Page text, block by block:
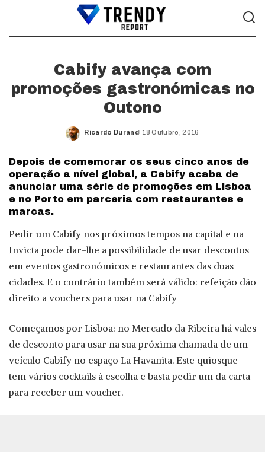
Cabify avança com
promoções gastronómicas no
Outono
Posted
Ricardo Durand 18 Outubro, 2016
Depois de comemorar os seus cinco anos de
operação a nível global, a Cabify acaba de
anunciar uma série de promoções em Lisboa
e no Porto em parceria com restaurantes e
marcas.
Pedir um Cabify nos próximos tempos na capital e na
Invicta pode dar-lhe a possibilidade de usar descontos
em eventos gastronómicos e restaurantes das duas
cidades. E o contrário também será válido: refeição dão
direito a vouchers para usar na Cabify
Começamos por Lisboa: no Mercado da Ribeira há vales
de desconto para usar na sua próxima chamada de um
veículo Cabify no espaço La Havanita. Este quiosque
tem vários cocktails à escolha e basta pedir um da carta
para receber um voucher.